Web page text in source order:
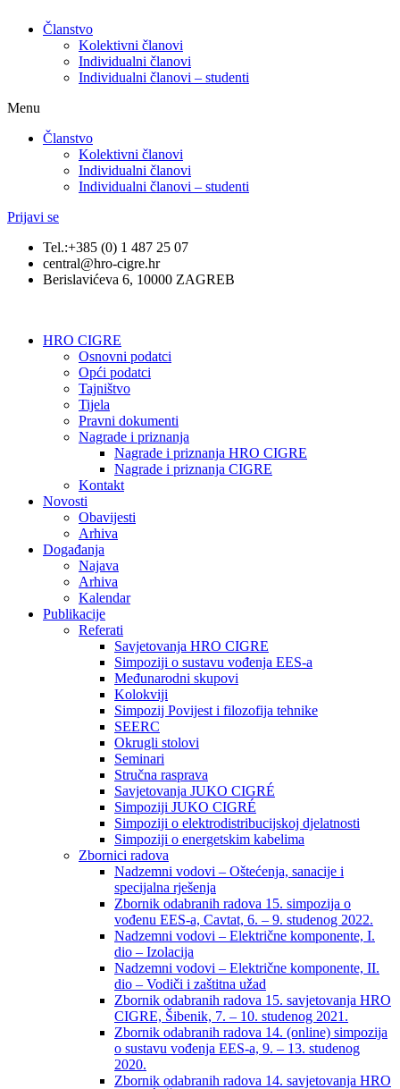
Članstvo
Kolektivni članovi
Individualni članovi
Individualni članovi – studenti
Menu
Članstvo
Kolektivni članovi
Individualni članovi
Individualni članovi – studenti
Prijavi se
Tel.:+385 (0) 1 487 25 07
central@hro-cigre.hr
Berislavićeva 6, 10000 ZAGREB
HRO CIGRE
Osnovni podatci​
Opći podatci
Tajništvo
Tijela
Pravni dokumenti
Nagrade i priznanja
Nagrade i priznanja HRO CIGRE
Nagrade i priznanja CIGRE
Kontakt
Novosti
Obavijesti
Arhiva
Događanja
Najava
Arhiva
Kalendar
Publikacije
Referati
Savjetovanja HRO CIGRE
Simpoziji o sustavu vođenja EES-a
Međunarodni skupovi
Kolokviji​
Simpozij Povijest i filozofija tehnike
SEERC
Okrugli stolovi
Seminari​
Stručna rasprava​
Savjetovanja JUKO CIGRÉ
Simpoziji JUKO CIGRÉ
Simpoziji o elektrodistribucijskoj djelatnosti
Simpoziji o energetskim kabelima
Zbornici radova
Nadzemni vodovi – Oštećenja, sanacije i
specijalna rješenja
Zbornik odabranih radova 15. simpozija o
vođenu EES-a, Cavtat, 6. – 9. studenog 2022.
Nadzemni vodovi – Električne komponente, I.
dio – Izolacija
Nadzemni vodovi – Električne komponente, II.
dio – Vodiči i zaštitna užad
Zbornik odabranih radova 15. savjetovanja HRO
CIGRE, Šibenik, 7. – 10. studenog 2021.
Zbornik odabranih radova 14. (online) simpozija
o sustavu vođenja EES-a, 9. – 13. studenog
2020.
Zbornik odabranih radova 14. savjetovanja HRO